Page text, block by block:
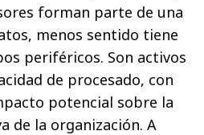
forman parte de una
menos sentido tiene
periféricos. Son activos
de procesado, con
potencial sobre la
de la organización. A